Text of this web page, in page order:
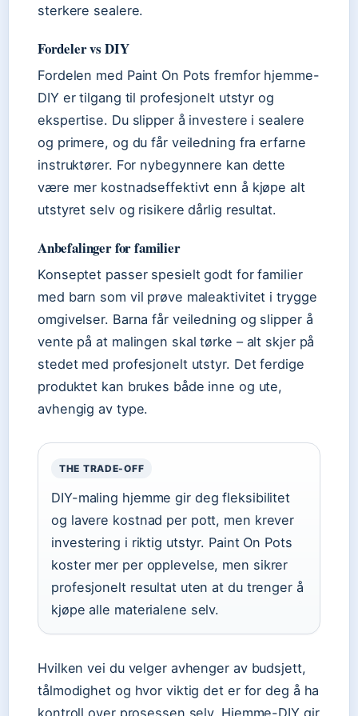
sterkere sealere.
Fordeler vs DIY
Fordelen med Paint On Pots fremfor hjemme-
DIY er tilgang til profesjonelt utstyr og
ekspertise. Du slipper å investere i sealere
og primere, og du får veiledning fra erfarne
instruktører. For nybegynnere kan dette
være mer kostnadseffektivt enn å kjøpe alt
utstyret selv og risikere dårlig resultat.
Anbefalinger for familier
Konseptet passer spesielt godt for familier
med barn som vil prøve maleaktivitet i trygge
omgivelser. Barna får veiledning og slipper å
vente på at malingen skal tørke – alt skjer på
stedet med profesjonelt utstyr. Det ferdige
produktet kan brukes både inne og ute,
avhengig av type.
THE TRADE-OFF
DIY-maling hjemme gir deg fleksibilitet
og lavere kostnad per pott, men krever
investering i riktig utstyr. Paint On Pots
koster mer per opplevelse, men sikrer
profesjonelt resultat uten at du trenger å
kjøpe alle materialene selv.
Hvilken vei du velger avhenger av budsjett,
tålmodighet og hvor viktig det er for deg å ha